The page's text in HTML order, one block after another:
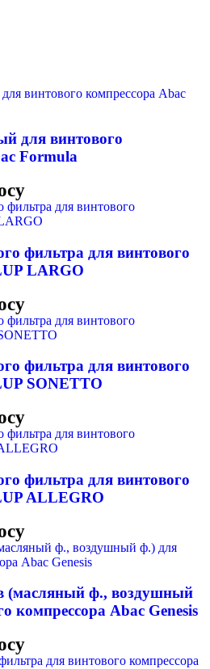
для винтового
Formula
фильтра для винтового
LARGO
фильтра для винтового
SONETTO
фильтра для винтового
ALLEGRO
(масляный ф., воздушный
компрессора Abac Genesis